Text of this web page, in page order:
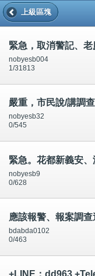
上級區塊
nobyesb004
1/31813
nobyesb32
0/545
nobyesb9
0/628
bdabda0102
0/463